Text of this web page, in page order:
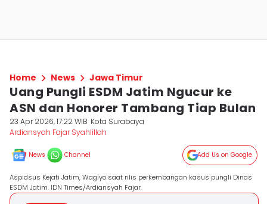
Home News Jawa Timur
Uang Pungli ESDM Jatim Ngucur ke
ASN dan Honorer Tambang Tiap Bulan
23 Apr 2026, 17:22 WIB Kota Surabaya
Ardiansyah Fajar Syahlillah
News Channel Add Us on Google
Aspidsus Kejati Jatim, Wagiyo saat rilis perkembangan kasus pungli Dinas
ESDM Jatim. IDN Times/Ardiansyah Fajar.